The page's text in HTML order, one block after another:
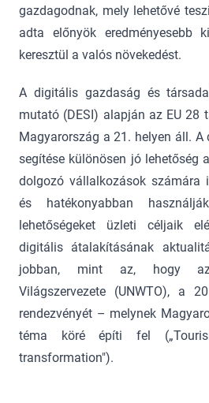
gazdagodnak, mely lehetővé
adta előnyök eredményesebb
keresztül a valós növekedést.
A digitális gazdaság és
mutató (DESI) alapján az EU 28
Magyarország a 21. helyen áll.
segítése különösen jó lehetőség
dolgozó vállalkozások számára
és hatékonyabban
lehetőségeket üzleti céljaik
digitális átalakításának
jobban, mint az, hogy az
Világszervezete (UNWTO), a
rendezvényét – melynek
téma köré építi fel
transformation").